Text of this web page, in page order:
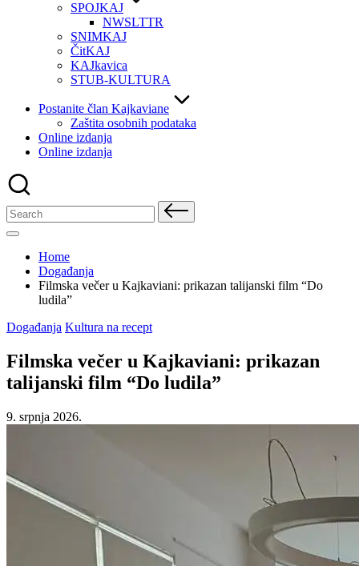
SPOJKAJ
NWSLTTR
SNIMKAJ
ČitKAJ
KAJkavica
STUB-KULTURA
Postanite član Kajkaviane
Zaštita osobnih podataka
Online izdanja
Online izdanja
Search
for:
Home
Događanja
Filmska večer u Kajkaviani: prikazan talijanski film “Do
ludila”
Posted
Događanja Kultura na recept
Filmska večer u Kajkaviani: prikazan
talijanski film “Do ludila”
9. srpnja 2026.